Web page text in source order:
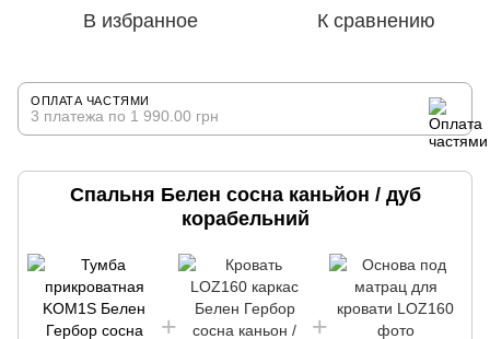
В избранное К сравнению
ОПЛАТА ЧАСТЯМИ
3 платежа по 1 990.00 грн
Спальня Белен сосна каньйон / дуб
корабельний